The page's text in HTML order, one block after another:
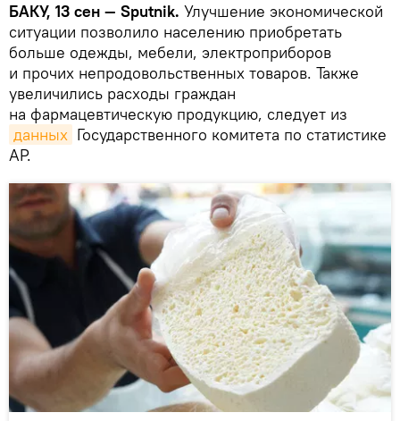
БАКУ, 13 сен — Sputnik. Улучшение экономической
ситуации позволило населению приобретать
больше одежды, мебели, электроприборов
и прочих непродовольственных товаров. Также
увеличились расходы граждан
на фармацевтическую продукцию, следует из
данных Государственного комитета по статистике
АР.